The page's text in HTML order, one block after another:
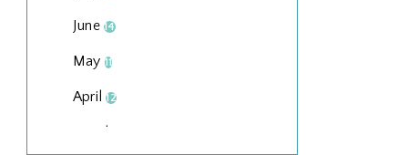
June14
May 11
April12
March